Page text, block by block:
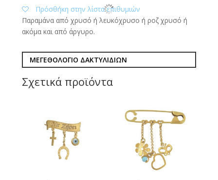
Πρόσθήκη στην λίστα επιθυμιών
Παραμάνα από χρυσό ή λευκόχρυσο ή ροζ χρυσό ή
ακόμα και από άργυρο.
ΜΕΓΕΘΟΛΟΓΙΟ ΔΑΚΤΥΛΙΔΙΩΝ
Σχετικά προϊόντα